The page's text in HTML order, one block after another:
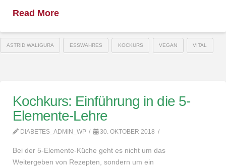
Read More
ASTRID WALIGURA ESSWAHRES KOCKURS VEGAN VITAL
Kochkurs: Einführung in die 5-
Elemente-Lehre
DIABETES_ADMIN_WP 30. OKTOBER 2018
Bei der 5-Elemente-Küche geht es nicht um das
Weitergeben von Rezepten, sondern um ein